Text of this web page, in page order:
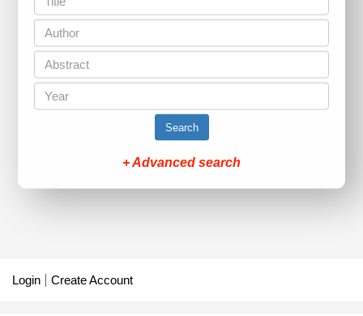
Search
+ Advanced search
Login Create Account